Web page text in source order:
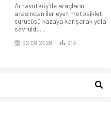
Arnavutköy’de araçların
arasından ilerleyen motosiklet
sürücüsü kazaya karışarak yola
savruldu....
02.08.2026 313